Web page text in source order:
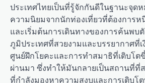
ประเทศไทยเป็นที่รู้จักกันดีในฐานะจุด
ความนิยมจากนักท่องเที่ยวที่ต้องการห
และเริ่มต้นการเดินทางของการค้นพบตั
ภูมิประเทศที่สวยงามและบรรยากาศที่
ศูนย์ฝึกโยคะและการทำสมาธิที่เติบโต
ผ่านมา ซึ่งทำให้มันกลายเป็นสถานที่
ที่กำลังมองหาความสงบและการเติบ